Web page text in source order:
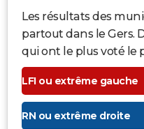
Les résultats des
partout dans le Gers.
qui ont le plus voté le
LFI ou extrême gauche
RN ou extrême droite